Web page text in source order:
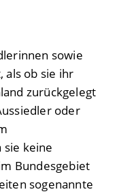
sowie
als ob sie ihr
zurückgelegt
oder
sie keine
Bundesgebiet
sogenannte